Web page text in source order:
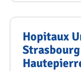
Hopitaux